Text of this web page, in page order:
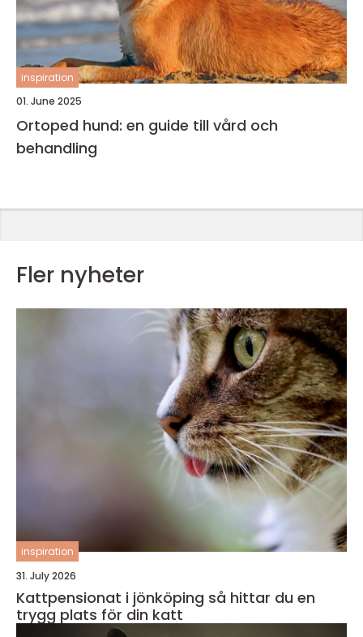
inspiration
01. June 2025
Ortoped hund: en guide till vård och
behandling
Fler nyheter
inspiration
31. July 2026
Kattpensionat i jönköping så hittar du en
trygg plats för din katt